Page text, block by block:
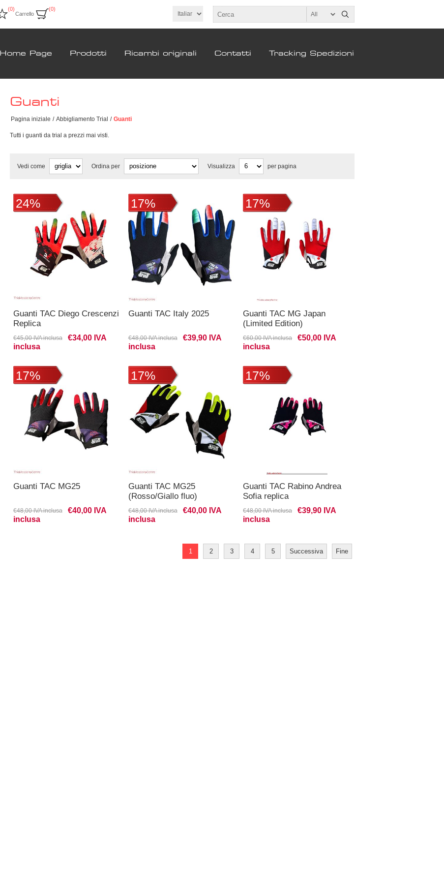
(0)
Carrello
(0)
Home Page Prodotti Ricambi originali Contatti Tracking Spedizioni
Guanti
Pagina iniziale / Abbigliamento Trial / Guanti
Tutti i guanti da trial a prezzi mai visti.
Vedi come Ordina per Visualizza per pagina
24%
Guanti TAC Diego Crescenzi
Replica
€45,00 IVA inclusa
€34,00 IVA
inclusa
17%
Guanti TAC Italy 2025
€48,00 IVA inclusa
€39,90 IVA
inclusa
17%
Guanti TAC MG Japan
(Limited Edition)
€60,00 IVA inclusa
€50,00 IVA
inclusa
17%
Guanti TAC MG25
€48,00 IVA inclusa
€40,00 IVA
inclusa
17%
Guanti TAC MG25
(Rosso/Giallo fluo)
€48,00 IVA inclusa
€40,00 IVA
inclusa
17%
Guanti TAC Rabino Andrea
Sofia replica
€48,00 IVA inclusa
€39,90 IVA
inclusa
1 2 3 4 5 Successiva Fine